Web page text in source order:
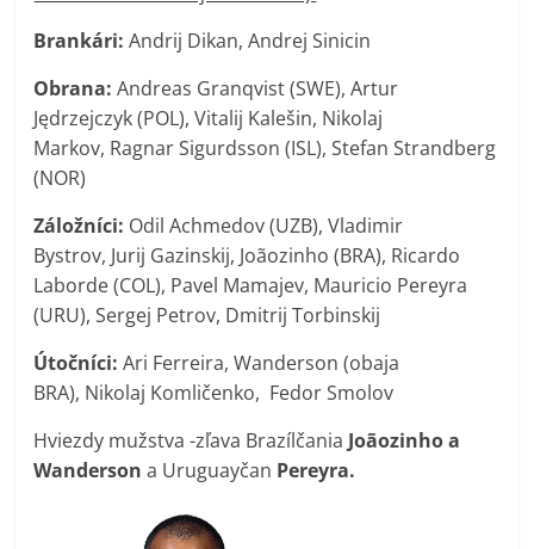
Brankári: Andrij Dikan, Andrej Sinicin
Obrana: Andreas Granqvist (SWE), Artur
Jędrzejczyk (POL), Vitalij Kalešin, Nikolaj
Markov, Ragnar Sigurdsson (ISL), Stefan Strandberg
(NOR)
Záložníci: Odil Achmedov (UZB), Vladimir
Bystrov, Jurij Gazinskij, Joãozinho (BRA), Ricardo
Laborde (COL), Pavel Mamajev, Mauricio Pereyra
(URU), Sergej Petrov, Dmitrij Torbinskij
Útočníci: Ari Ferreira, Wanderson (obaja
BRA), Nikolaj Komličenko, Fedor Smolov
Hviezdy mužstva -zľava BrazílčaniaJoãozinho a
Wanderson a Uruguayčan Pereyra.